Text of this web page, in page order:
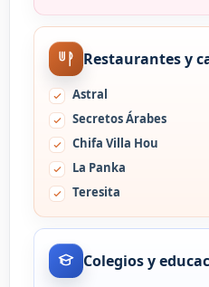
Restaurantes y
Astral
Secretos Árabes
Chifa Villa Hou
La Panka
Teresita
Colegios y